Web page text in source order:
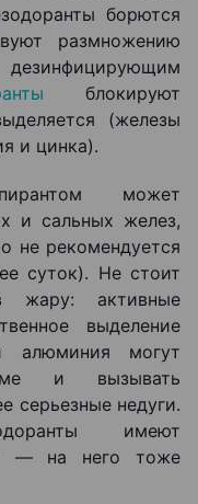
борются
размножению
блокируют
(железы
и цинка).
может
и сальных желез,
не рекомендуется
суток). Не стоит
жару: активные
выделение
алюминия могут
и вызывать
серьезные недуги.
имеют
— на него тоже